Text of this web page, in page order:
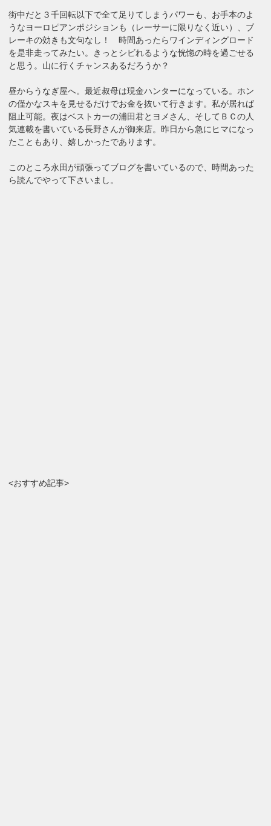
街中だと３千回転以下で全て足りてしまうパワーも、お手本のよ
うなヨーロピアンポジションも（レーサーに限りなく近い）、ブ
レーキの効きも文句なし！ 時間あったらワインディングロード
を是非走ってみたい。きっとシビれるような恍惚の時を過ごせる
と思う。山に行くチャンスあるだろうか？
昼からうなぎ屋へ。最近叔母は現金ハンターになっている。ホン
の僅かなスキを見せるだけでお金を抜いて行きます。私が居れば
阻止可能。夜はベストカーの浦田君とヨメさん、そしてＢＣの人
気連載を書いている長野さんが御来店。昨日から急にヒマになっ
たこともあり、嬉しかったであります。
このところ永田が頑張ってブログを書いているので、時間あった
ら読んでやって下さいまし。
<おすすめ記事>